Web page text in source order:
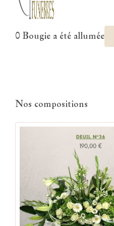
0 Bougie a été allumée
Nos compositions